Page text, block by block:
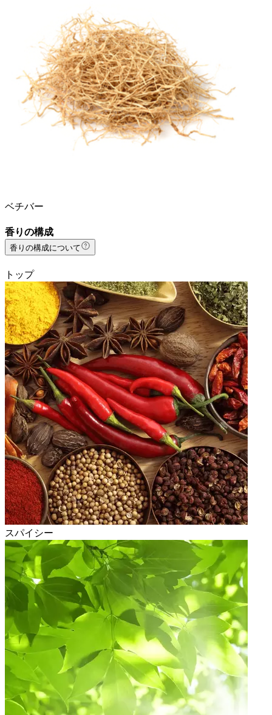
ベチバー
香りの構成
香りの構成について
トップ
スパイシー